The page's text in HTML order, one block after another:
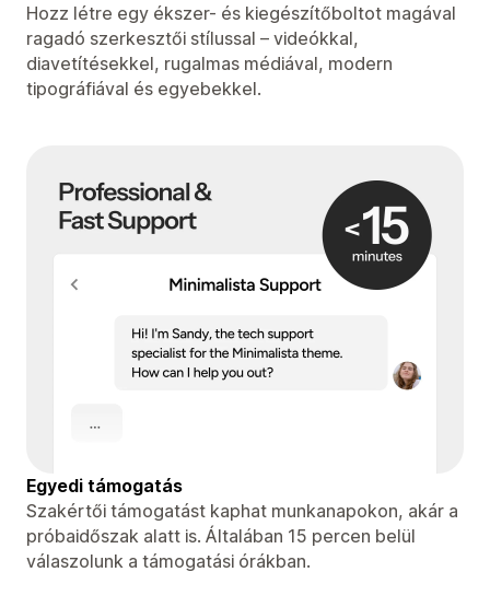
Hozz létre egy ékszer- és kiegészítőboltot magával
ragadó szerkesztői stílussal – videókkal,
diavetítésekkel, rugalmas médiával, modern
tipográfiával és egyebekkel.
Egyedi támogatás
Szakértői támogatást kaphat munkanapokon, akár a
próbaidőszak alatt is. Általában 15 percen belül
válaszolunk a támogatási órákban.